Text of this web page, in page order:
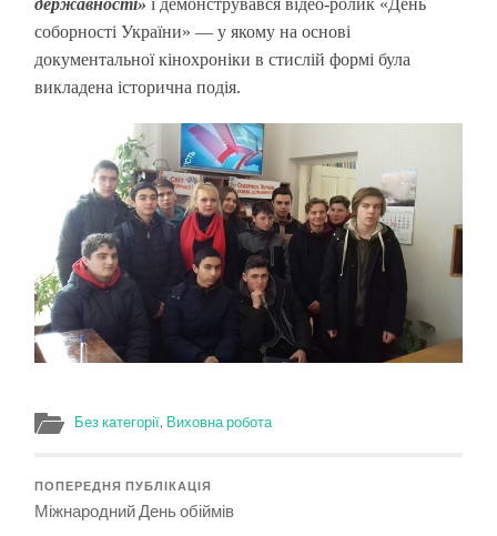
соборності України» — у якому на основі
документальної кінохроніки в стислій формі була
викладена історична подія.
Без категорії, Виховна робота
ПОПЕРЕДНЯ ПУБЛІКАЦІЯ
Міжнародний День обіймів